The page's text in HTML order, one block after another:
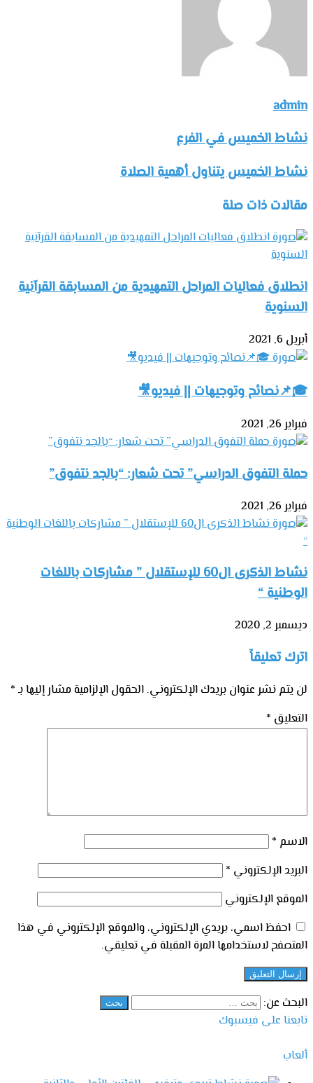
admin
نشاط الخميس في الفرع
نشاط الخميس يتناول أهمية الصلاة
مقالات ذات صلة
انطلاق فعاليات المراحل التمهيدية من المسابقة القرآنية
السنوية
أبريل 6, 2021
🎓📌نصائح وتوجيهات || فيديو🎥
فبراير 26, 2021
حملة التفوق الدراسي” تحت شعار: “بالجد نتفوق”
فبراير 26, 2021
نشاط الذكرى ال60 للإستقلال ” مشاركات باللغات
الوطنية “
ديسمبر 2, 2020
اترك تعليقاً
لن يتم نشر عنوان بريدك الإلكتروني. الحقول الإلزامية مشار إليها بـ *
التعليق *
الاسم *
البريد الإلكتروني *
الموقع الإلكتروني
احفظ اسمي، بريدي الإلكتروني، والموقع الإلكتروني في هذا
المتصفح لاستخدامها المرة المقبلة في تعليقي.
البحث عن:
تابعنا على فيسبوك
ألعاب